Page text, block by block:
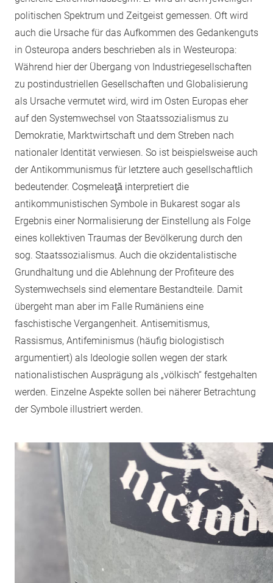
politischen Spektrum und Zeitgeist gemessen. Oft wird
auch die Ursache für das Aufkommen des Gedankenguts
in Osteuropa anders beschrieben als in Westeuropa:
Während hier der Übergang von Industriegesellschaften
zu postindustriellen Gesellschaften und Globalisierung
als Ursache vermutet wird, wird im Osten Europas eher
auf den Systemwechsel von Staatssozialismus zu
Demokratie, Marktwirtschaft und dem Streben nach
nationaler Identität verwiesen. So ist beispielsweise auch
der Antikommunismus für letztere auch gesellschaftlich
bedeutender. Coșmeleaţă interpretiert die
antikommunistischen Symbole in Bukarest sogar als
Ergebnis einer Normalisierung der Einstellung als Folge
eines kollektiven Traumas der Bevölkerung durch den
sog. Staatssozialismus. Auch die okzidentalistische
Grundhaltung und die Ablehnung der Profiteure des
Systemwechsels sind elementare Bestandteile. Damit
übergeht man aber im Falle Rumäniens eine
faschistische Vergangenheit. Antisemitismus,
Rassismus, Antifeminismus (häufig biologistisch
argumentiert) als Ideologie sollen wegen der stark
nationalistischen Ausprägung als „völkisch“ festgehalten
werden. Einzelne Aspekte sollen bei näherer Betrachtung
der Symbole illustriert werden.